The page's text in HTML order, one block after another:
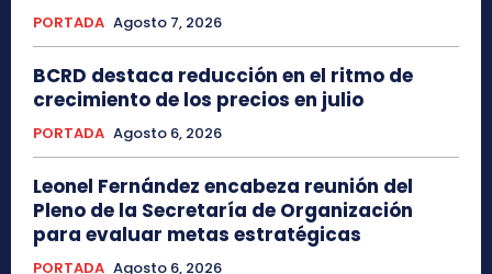
PORTADA Agosto 7, 2026
BCRD destaca reducción en el ritmo de
crecimiento de los precios en julio
PORTADA Agosto 6, 2026
Leonel Fernández encabeza reunión del
Pleno de la Secretaría de Organización
para evaluar metas estratégicas
PORTADA Agosto 6, 2026